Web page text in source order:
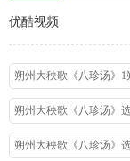
优酷视频